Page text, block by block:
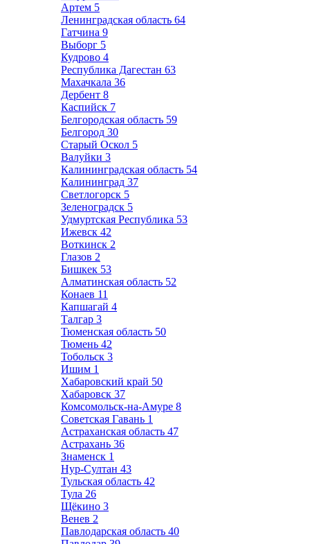
Артем 5
Ленинградская область 64
Гатчина 9
Выборг 5
Кудрово 4
Республика Дагестан 63
Махачкала 36
Дербент 8
Каспийск 7
Белгородская область 59
Белгород 30
Старый Оскол 5
Валуйки 3
Калининградская область 54
Калининград 37
Светлогорск 5
Зеленоградск 5
Удмуртская Республика 53
Ижевск 42
Воткинск 2
Глазов 2
Бишкек 53
Алматинская область 52
Конаев 11
Капшагай 4
Талгар 3
Тюменская область 50
Тюмень 42
Тобольск 3
Ишим 1
Хабаровский край 50
Хабаровск 37
Комсомольск-на-Амуре 8
Советская Гавань 1
Астраханская область 47
Астрахань 36
Знаменск 1
Нур-Султан 43
Тульская область 42
Тула 26
Щёкино 3
Венев 2
Павлодарская область 40